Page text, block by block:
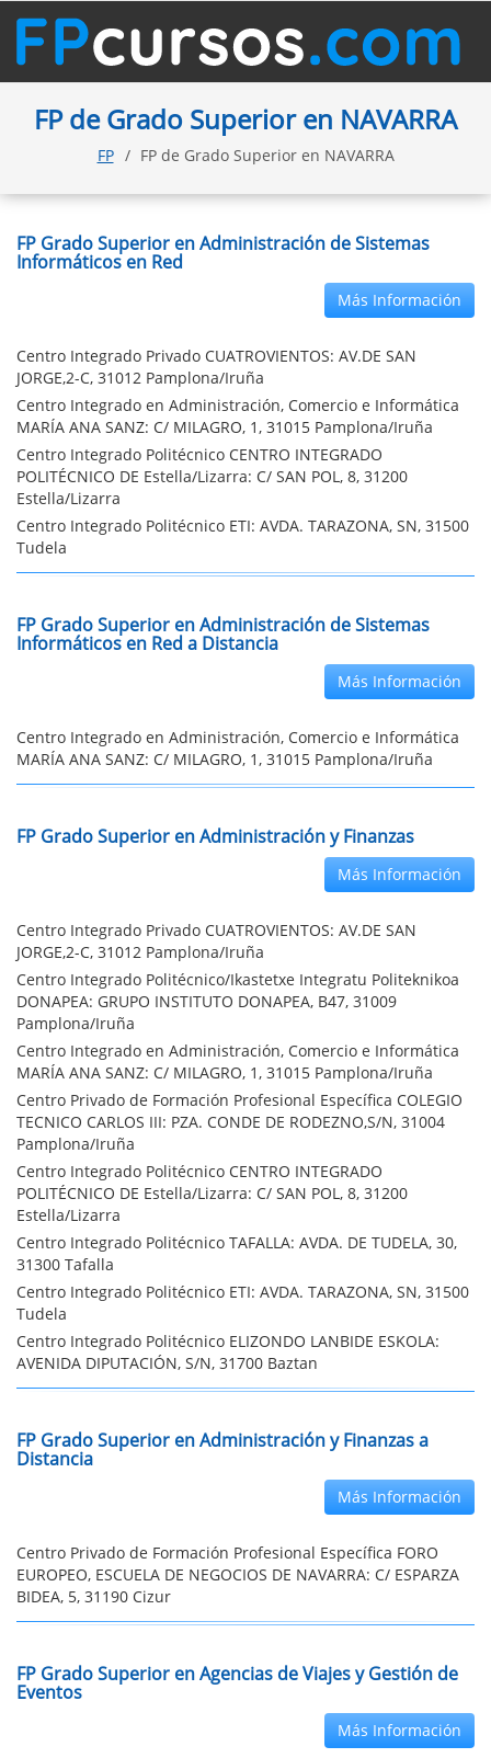
FP de Grado Superior en NAVARRA
FP FP de Grado Superior en NAVARRA
FP Grado Superior en Administración de Sistemas
Informáticos en Red
Más Información
Centro Integrado Privado CUATROVIENTOS: AV.DE SAN
JORGE,2-C, 31012 Pamplona/Iruña
Centro Integrado en Administración, Comercio e Informática
MARÍA ANA SANZ: C/ MILAGRO, 1, 31015 Pamplona/Iruña
Centro Integrado Politécnico CENTRO INTEGRADO
POLITÉCNICO DE Estella/Lizarra: C/ SAN POL, 8, 31200
Estella/Lizarra
Centro Integrado Politécnico ETI: AVDA. TARAZONA, SN, 31500
Tudela
FP Grado Superior en Administración de Sistemas
Informáticos en Red a Distancia
Más Información
Centro Integrado en Administración, Comercio e Informática
MARÍA ANA SANZ: C/ MILAGRO, 1, 31015 Pamplona/Iruña
FP Grado Superior en Administración y Finanzas
Más Información
Centro Integrado Privado CUATROVIENTOS: AV.DE SAN
JORGE,2-C, 31012 Pamplona/Iruña
Centro Integrado Politécnico/Ikastetxe Integratu Politeknikoa
DONAPEA: GRUPO INSTITUTO DONAPEA, B47, 31009
Pamplona/Iruña
Centro Integrado en Administración, Comercio e Informática
MARÍA ANA SANZ: C/ MILAGRO, 1, 31015 Pamplona/Iruña
Centro Privado de Formación Profesional Específica COLEGIO
TECNICO CARLOS III: PZA. CONDE DE RODEZNO,S/N, 31004
Pamplona/Iruña
Centro Integrado Politécnico CENTRO INTEGRADO
POLITÉCNICO DE Estella/Lizarra: C/ SAN POL, 8, 31200
Estella/Lizarra
Centro Integrado Politécnico TAFALLA: AVDA. DE TUDELA, 30,
31300 Tafalla
Centro Integrado Politécnico ETI: AVDA. TARAZONA, SN, 31500
Tudela
Centro Integrado Politécnico ELIZONDO LANBIDE ESKOLA:
AVENIDA DIPUTACIÓN, S/N, 31700 Baztan
FP Grado Superior en Administración y Finanzas a
Distancia
Más Información
Centro Privado de Formación Profesional Específica FORO
EUROPEO, ESCUELA DE NEGOCIOS DE NAVARRA: C/ ESPARZA
BIDEA, 5, 31190 Cizur
FP Grado Superior en Agencias de Viajes y Gestión de
Eventos
Más Información